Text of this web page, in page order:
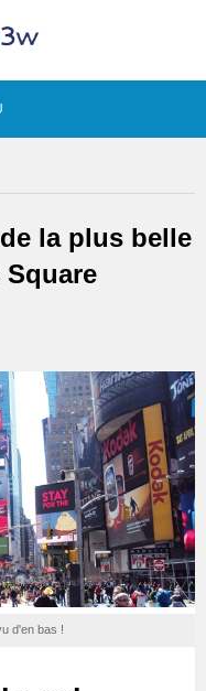
la plus belle
d'en bas !